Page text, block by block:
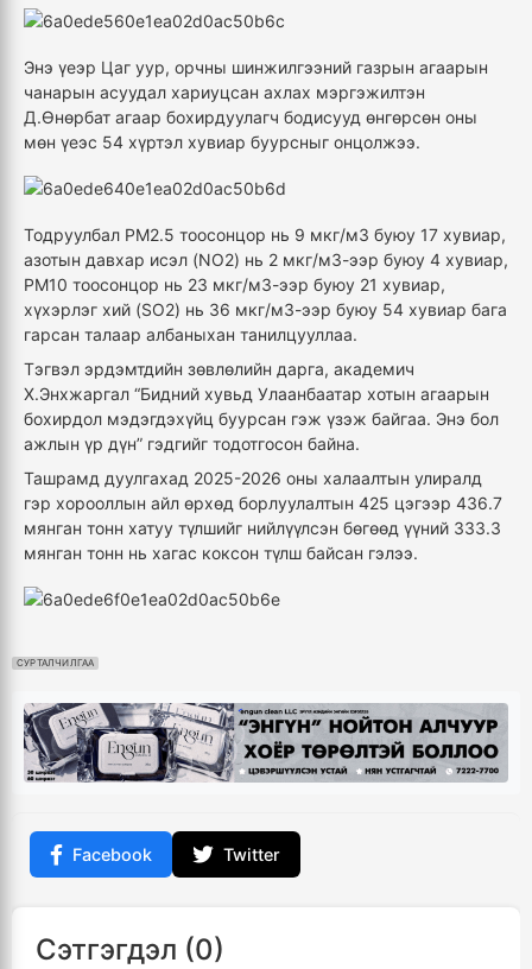
Энэ үеэр Цаг уур, орчны шинжилгээний газрын агаарын
чанарын асуудал хариуцсан ахлах мэргэжилтэн
Д.Өнөрбат агаар бохирдуулагч бодисууд өнгөрсөн оны
мөн үеэс 54 хүртэл хувиар буурсныг онцолжээ.
Тодруулбал PM2.5 тоосонцор нь 9 мкг/м3 буюу 17 хувиар,
азотын давхар исэл (NO2) нь 2 мкг/м3-ээр буюу 4 хувиар,
PM10 тоосонцор нь 23 мкг/м3-ээр буюу 21 хувиар,
хүхэрлэг хий (SO2) нь 36 мкг/м3-ээр буюу 54 хувиар бага
гарсан талаар албаныхан танилцууллаа.
Тэгвэл эрдэмтдийн зөвлөлийн дарга, академич
Х.Энхжаргал “Бидний хувьд Улаанбаатар хотын агаарын
бохирдол мэдэгдэхүйц буурсан гэж үзэж байгаа. Энэ бол
ажлын үр дүн” гэдгийг тодотгосон байна.
Ташрамд дуулгахад 2025-2026 оны халаалтын улиралд
гэр хорооллын айл өрхөд борлуулалтын 425 цэгээр 436.7
мянган тонн хатуу түлшийг нийлүүлсэн бөгөөд үүний 333.3
мянган тонн нь хагас коксон түлш байсан гэлээ.
СУРТАЛЧИЛГАА
Facebook Twitter
Сэтгэгдэл (0)